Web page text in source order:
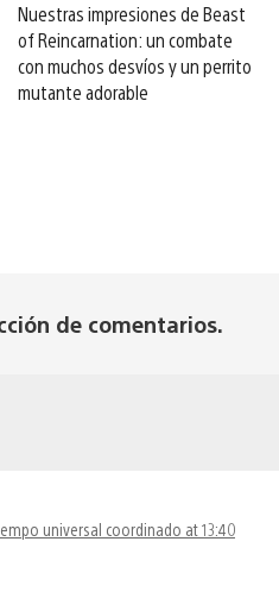
Nuestras impresiones de Beast
of Reincarnation: un combate
con muchos desvíos y un perrito
mutante adorable
de comentarios.
universal coordinado at 13:40